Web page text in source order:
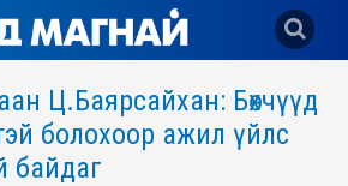
Ц.Баярсайхан: Бөхчүүд
болохоор ажил үйлс
байдаг